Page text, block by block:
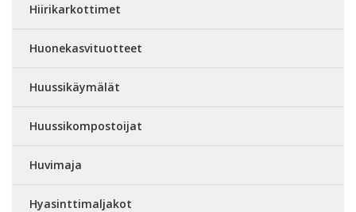
Hiirikarkottimet
Huonekasvituotteet
Huussikäymälät
Huussikompostoijat
Huvimaja
Hyasinttimaljakot